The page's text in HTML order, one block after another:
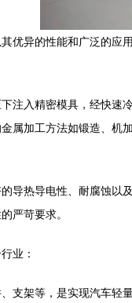
优异的性能和广泛的应
注入精密模具，经快速
属加工方法如锻造、
导热导电性、耐腐蚀以
严苛要求。
业：
支架等，是实现汽车轻